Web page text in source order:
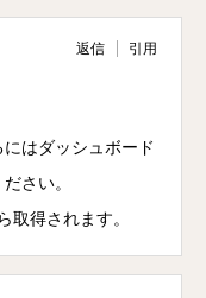
返信 引用
はダッシュボード
さい。
取得されます。